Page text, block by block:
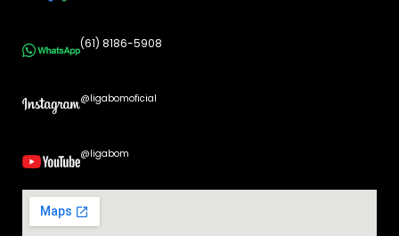
(61) 8186-5908
@ligabomoficial
@ligabom